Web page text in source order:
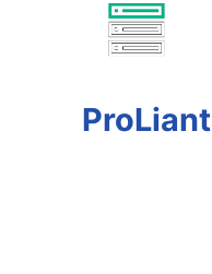
ProLiant